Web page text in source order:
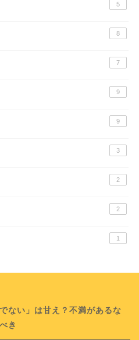
5
8
7
9
9
3
2
2
1
ない」は甘え？不満があるな
き